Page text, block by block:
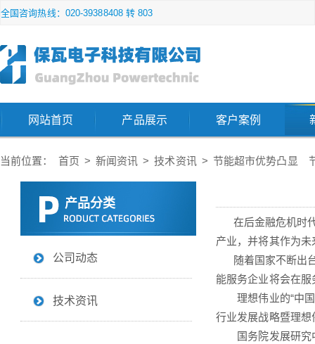
全国咨询热线：020-39388408 转 803
网站首页 产品展示 客户案例
当前位置： 首页 > 新闻资讯 > 技术资讯 > 节能超市优势凸显
在后金融危机时代
产业，并将其作为
随着国家不断出台
能服务企业将会在
理想伟业的“中国
行业发展战略暨理想
国务院发展研究中
产品分类
公司动态
技术资讯